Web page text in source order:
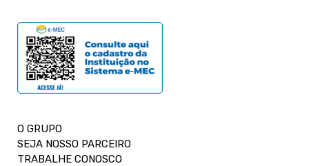
O GRUPO
SEJA NOSSO PARCEIRO
TRABALHE CONOSCO